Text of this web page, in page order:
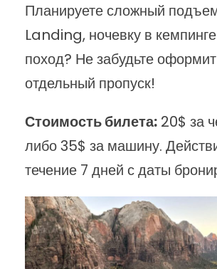
Планируете сложный
Landing, ночевку в
поход? Не забудьте
отдельный пропуск!
Стоимость билета: 20$ за
либо 35$ за машину.
течение 7 дней с даты